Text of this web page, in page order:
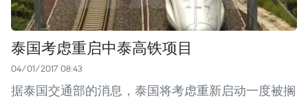
泰国考虑重启中泰高铁项目
04/01/2017 08:43
据泰国交通部的消息，泰国将考虑重新启动一度被搁